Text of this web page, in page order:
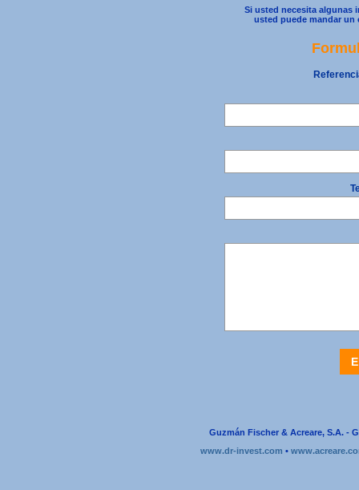
Si usted necesita algunas
usted puede mandar
Guzmán Fischer & Acreare, S.A. -
www.dr-invest.com •